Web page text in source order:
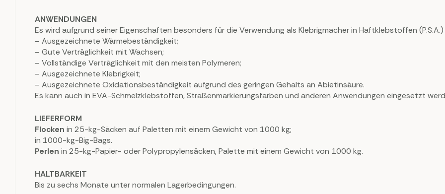
ANWENDUNGEN
Es wird aufgrund seiner Eigenschaften besonders für die Verwendung als Klebrigmacher in Haftklebstoffen
– Ausgezeichnete Wärmebeständigkeit;
– Gute Verträglichkeit mit Wachsen;
– Vollständige Verträglichkeit mit den meisten Polymeren;
– Ausgezeichnete Klebrigkeit;
– Ausgezeichnete Oxidationsbeständigkeit aufgrund des geringen Gehalts an Abietinsäure.
Es kann auch in EVA-Schmelzklebstoffen, Straßenmarkierungsfarben und anderen Anwendungen eingesetzt
LIEFERFORM
Flocken in 25-kg-Säcken auf Paletten mit einem Gewicht von 1000 kg;
in 1000-kg-Big-Bags.
Perlen in 25-kg-Papier- oder Polypropylensäcken, Palette mit einem Gewicht von 1000 kg.
HALTBARKEIT
Bis zu sechs Monate unter normalen Lagerbedingungen.